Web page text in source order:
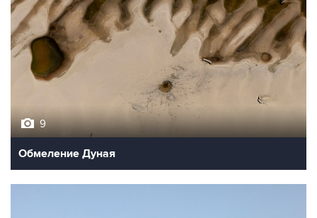
9
Обмеление Дуная